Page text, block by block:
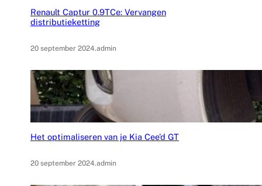
Renault Captur 0.9TCe: Vervangen
distributieketting
20 september 2024.admin
Het optimaliseren van je Kia Cee’d GT
20 september 2024.admin